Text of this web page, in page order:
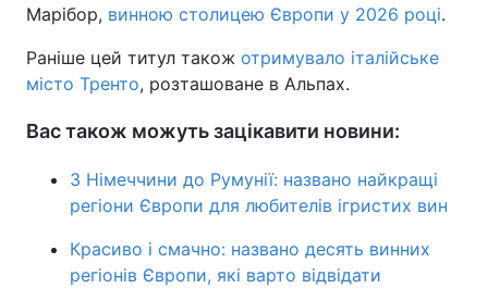
Марібор, винною столицею Європи у 2026 році.
Раніше цей титул також отримувало італійське
місто Тренто, розташоване в Альпах.
Вас також можуть зацікавити новини:
З Німеччини до Румунії: названо найкращі
регіони Європи для любителів ігристих вин
Красиво і смачно: названо десять винних
регіонів Європи, які варто відвідати